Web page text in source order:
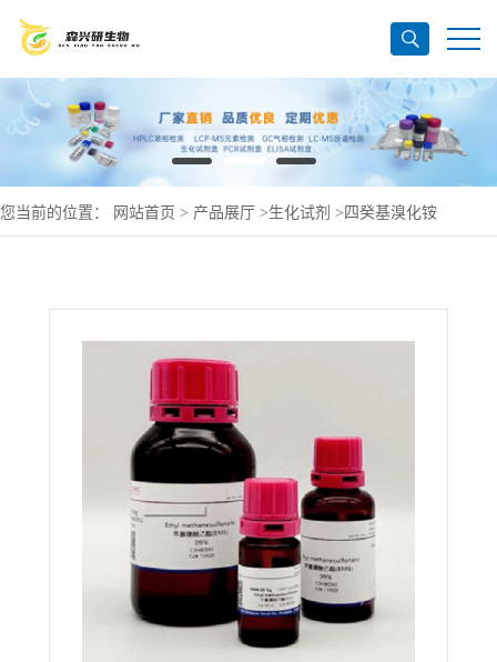
您当前的位置： 网站首页 > 产品展厅 >生化试剂 > 四癸基溴化铵